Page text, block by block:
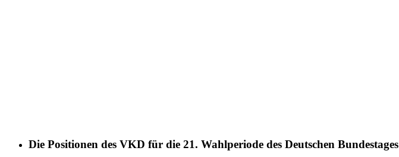
Die Positionen des VKD für die 21. Wahlperiode des Deutschen Bundestages